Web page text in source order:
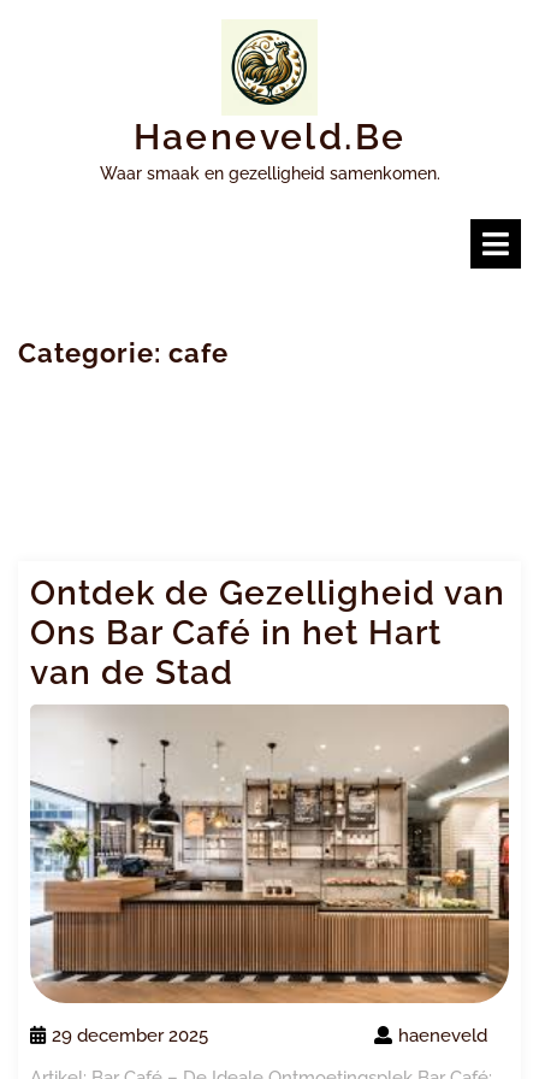
Haeneveld.be
Waar smaak en gezelligheid samenkomen.
Categorie: cafe
Ontdek de Gezelligheid van
Ons Bar Café in het Hart
van de Stad
29 december 2025
haeneveld